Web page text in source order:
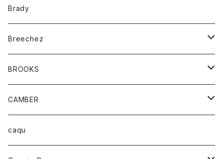
コート
バッグ
ベルト
キッズ
Tシャツ
グッズ
アンダーウェアー
カードホルダー
トップス
カーディガン
ボトム
オーバーオール
ショートパンツ
レディース
Brady
Breechez
シャツ
BROOKS
グッズ
靴
CAMBER
トップス
caqu